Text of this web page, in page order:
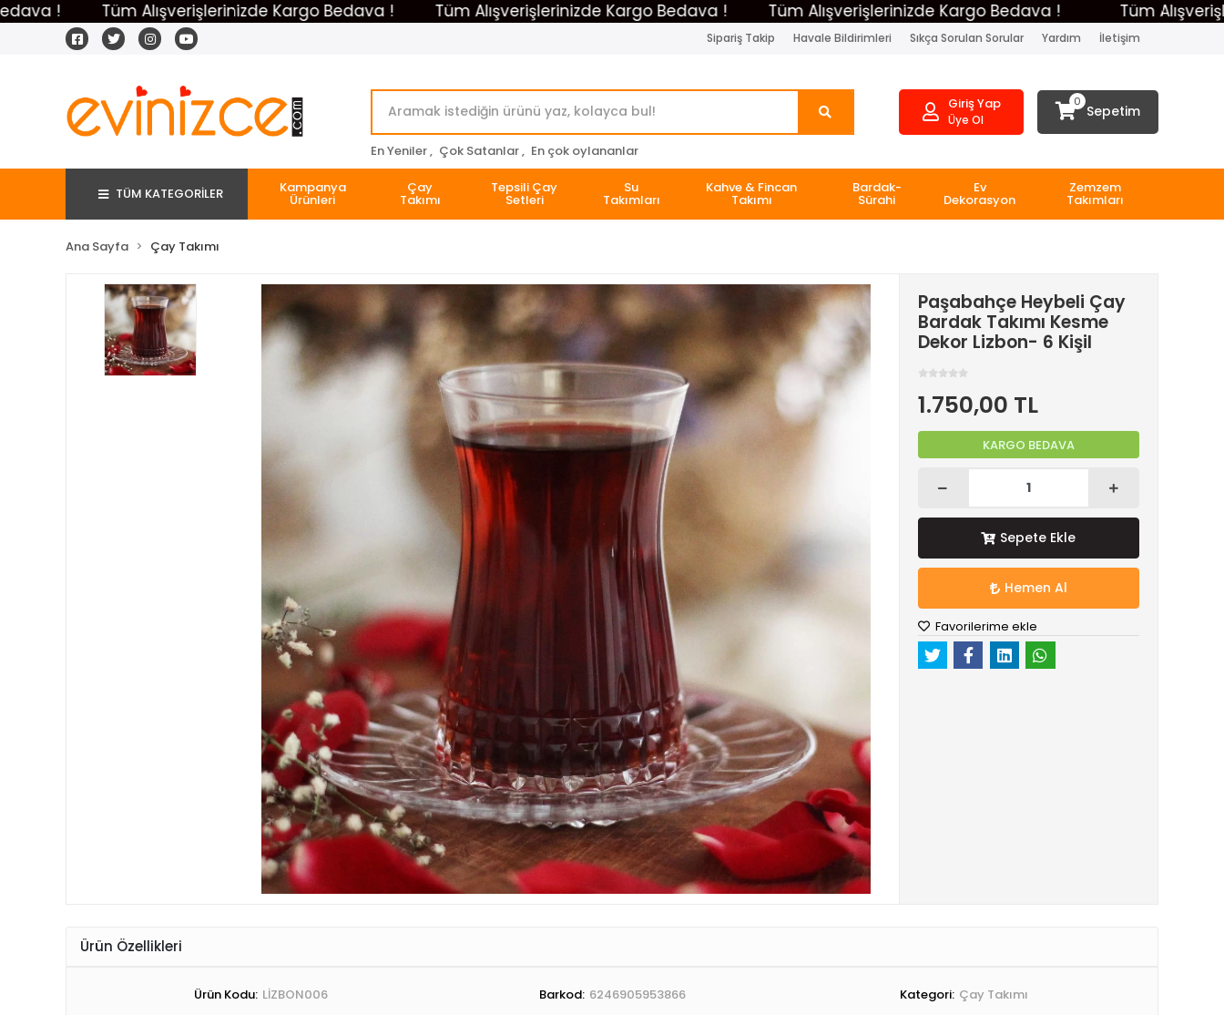
Tüm Alışverişlerinizde Kargo Bedava ! Tüm Alışverişlerinizde Kargo Bedava ! Tüm Alışverişlerinizde Kargo Bedava ! Tüm
Sipariş Takip Havale Bildirimleri Sıkça Sorulan Sorular Yardım İletişim
En Yeniler , Çok Satanlar , En çok oylananlar
Giriş Yap
Üye Ol
0
Sepetim
TÜM KATEGORİLER Kampanya
Ürünleri
Çay
Takımı
Tepsili Çay
Setleri
Su
Takımları
Kahve & Fincan
Takımı
Bardak-
Sürahi
Ev
Dekorasyon
Zemzem
Takımları
Ana Sayfa Çay Takımı
Paşabahçe Heybeli Çay
Bardak Takımı Kesme
Dekor Lizbon- 6 Kişil
1.750,00 TL
KARGO BEDAVA
Sepete Ekle
Hemen Al
Favorilerime ekle
Ürün Özellikleri
Ürün Kodu: LİZBON006 Barkod: 6246905953866 Kategori: Çay Takımı